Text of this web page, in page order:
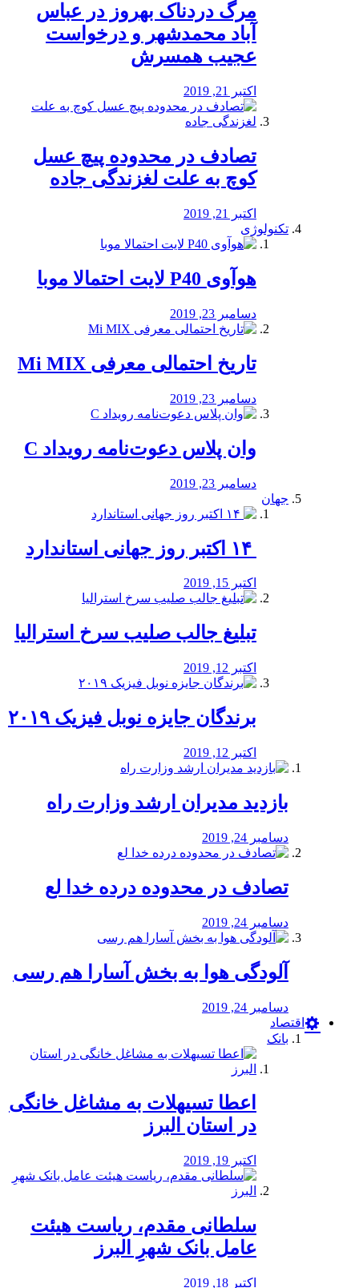
مرگ دردناک بهروز در عباس
آباد محمدشهر و درخواست
عجیب همسرش
اکتبر 21, 2019
تصادف در محدوده پیچ عسل
کوچ به علت لغزندگی جاده
اکتبر 21, 2019
تکنولوژی
هوآوی P40 لایت احتمالا موبا
دسامبر 23, 2019
تاریخ احتمالی معرفی Mi MIX
دسامبر 23, 2019
وان پلاس دعوت‌نامه رویداد C
دسامبر 23, 2019
جهان
اکتبر 15, 2019
تبلیغ جالب صلیب سرخ استرالیا
اکتبر 12, 2019
برندگان جایزه نوبل فیزیک ۲۰۱۹
اکتبر 12, 2019
بازدید مدیران ارشد وزارت راه
دسامبر 24, 2019
تصادف در محدوده درده خدا لع
دسامبر 24, 2019
آلودگی هوا به بخش آسارا هم رسی
دسامبر 24, 2019
اقتصاد
بانک
️اعطا تسیهلات به مشاغل خانگی
در استان البرز
اکتبر 19, 2019
سلطانی مقدم، ریاست هیئت
عامل بانک شهرِ البرز
اکتبر 18, 2019